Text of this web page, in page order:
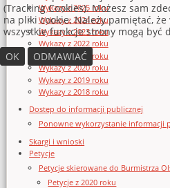
Wykazy z 2025 roku
Wykazy z 2024 roku
Wykazy z 2023 roku
Wykazy z 2022 roku
Wykazy z 2021 roku
Wykazy z 2020 roku
Wykazy z 2019 roku
Wykazy z 2018 roku
Dostęp do informacji publicznej
Ponowne wykorzystanie informacji
Skargi i wnioski
Petycje
Petycje skierowane do Burmistrza
Petycje z 2020 roku
(Tracking Cookies). Możesz sam
na pliki cookie. Należy pamiętać,
wszystkie funkcje strony mogą być
OK
ODMAWIAĆ